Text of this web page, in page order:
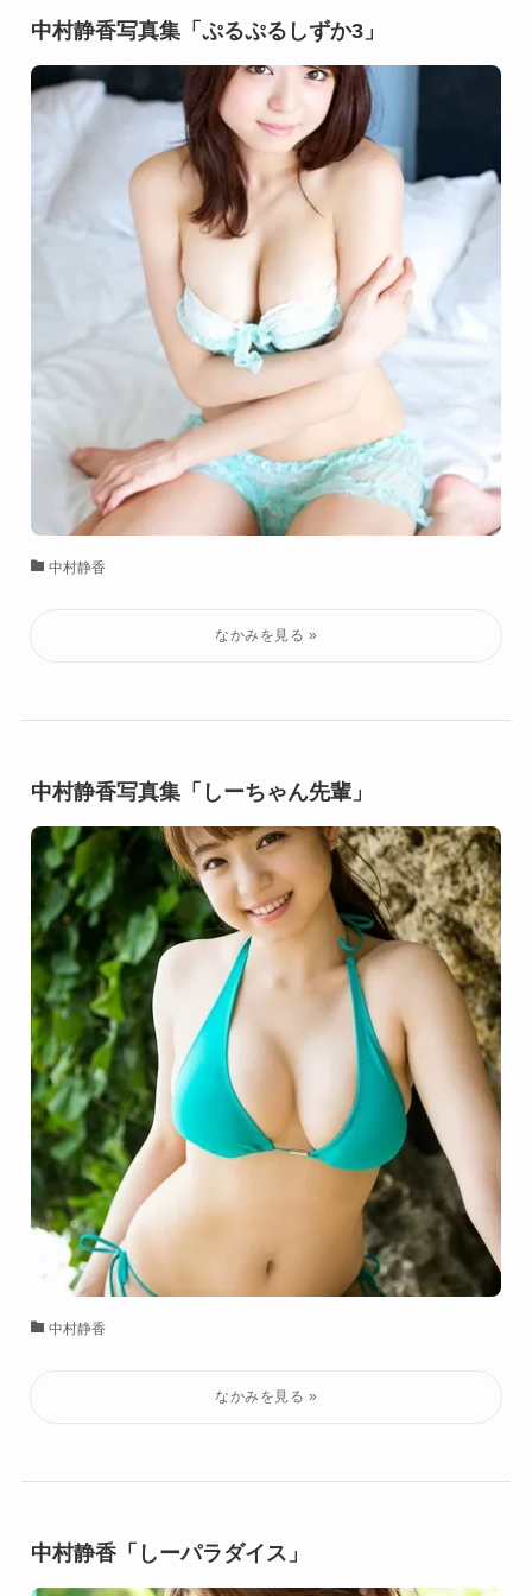
中村静香写真集「ぷるぷるしずか3」
中村静香
中村静香写真集「しーちゃん先輩」
中村静香
中村静香「しーパラダイス」